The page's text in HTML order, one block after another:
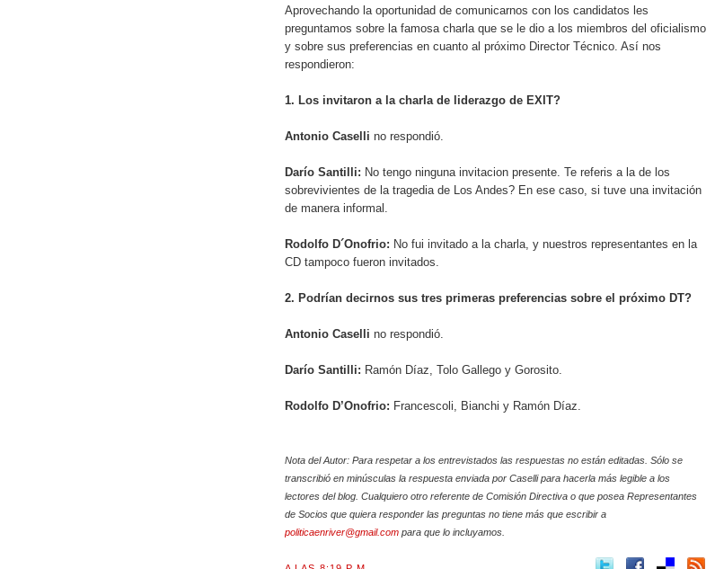
Aprovechando la oportunidad de comunicarnos con los candidatos les
preguntamos sobre la famosa charla que se le dio a los miembros del oficialismo
y sobre sus preferencias en cuanto al próximo Director Técnico. Así nos
respondieron:
1. Los invitaron a la charla de liderazgo de EXIT?
Antonio Caselli no respondió.
Darío Santilli: No tengo ninguna invitacion presente. Te referis a la de los
sobrevivientes de la tragedia de Los Andes? En ese caso, si tuve una invitación
de manera informal.
Rodolfo D´Onofrio: No fui invitado a la charla, y nuestros representantes en la
CD tampoco fueron invitados.
2. Podrían decirnos sus tres primeras preferencias sobre el próximo DT?
Antonio Caselli no respondió.
Darío Santilli: Ramón Díaz, Tolo Gallego y Gorosito.
Rodolfo D’Onofrio: Francescoli, Bianchi y Ramón Díaz.
Nota del Autor: Para respetar a los entrevistados las respuestas no están editadas. Sólo se
transcribió en minúsculas la respuesta enviada por Caselli para hacerla más legible a los
lectores del blog. Cualquiero otro referente de Comisión Directiva o que posea Representantes
de Socios que quiera responder las preguntas no tiene más que escribir a
politicaenriver@gmail.com para que lo incluyamos.